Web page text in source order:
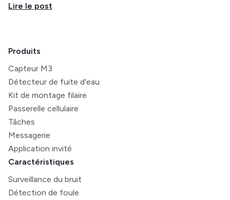
Lire le post
Produits
Capteur M3
Détecteur de fuite d'eau
Kit de montage filaire
Passerelle cellulaire
Tâches
Messagerie
Application invité
Caractéristiques
Surveillance du bruit
Détection de foule